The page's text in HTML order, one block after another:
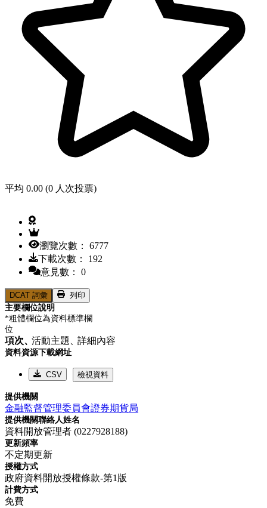
平均 0.00 (0 人次投票)
瀏覽次數： 6777
下載次數： 192
意見數： 0
DCAT 詞彙
列印
主要欄位說明
*粗體欄位為資料標準欄
位
項次、活動主題、詳細內容
資料資源下載網址
CSV 檢視資料
提供機關
金融監督管理委員會證券期貨局
提供機關聯絡人姓名
資料開放管理者 (0227928188)
更新頻率
不定期更新
授權方式
政府資料開放授權條款-第1版
計費方式
免費